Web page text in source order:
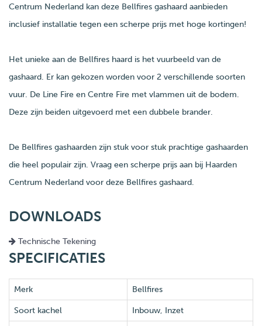
Centrum Nederland kan deze Bellfires gashaard aanbieden
inclusief installatie tegen een scherpe prijs met hoge kortingen!
Het unieke aan de Bellfires haard is het vuurbeeld van de
gashaard. Er kan gekozen worden voor 2 verschillende soorten
vuur. De Line Fire en Centre Fire met vlammen uit de bodem.
Deze zijn beiden uitgevoerd met een dubbele brander.
De Bellfires gashaarden zijn stuk voor stuk prachtige gashaarden
die heel populair zijn. Vraag een scherpe prijs aan bij Haarden
Centrum Nederland voor deze Bellfires gashaard.
DOWNLOADS
Technische Tekening
SPECIFICATIES
Merk Bellfires
Soort kachel Inbouw, Inzet